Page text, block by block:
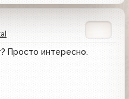
Просто интересно.